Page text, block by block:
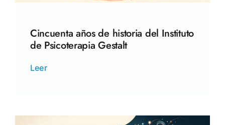
Cincuenta años de historia del Instituto
de Psicoterapia Gestalt
Leer